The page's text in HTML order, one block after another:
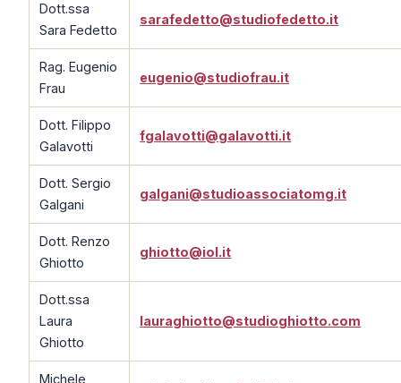
Dott.ssa
Sara Fedetto
sarafedetto@studiofedetto.it
Rag. Eugenio
Frau
eugenio@studiofrau.it
Dott. Filippo
Galavotti
fgalavotti@galavotti.it
Dott. Sergio
Galgani
galgani@studioassociatomg.it
Dott. Renzo
Ghiotto
ghiotto@iol.it
Dott.ssa
Laura
Ghiotto
lauraghiotto@studioghiotto.com
Michele